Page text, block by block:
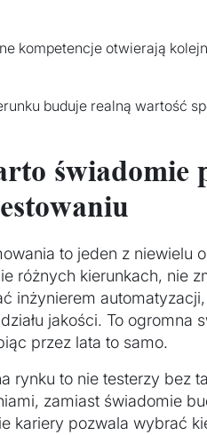
kompetencje otwierają
buduje realną wartość
świadomie
to jeden z niewielu
różnych kierunkach, nie
inżynierem
jakości. To ogromna
przez lata to samo.
rynku to nie testerzy bez
zamiast świadomie
kariery pozwala wybrać